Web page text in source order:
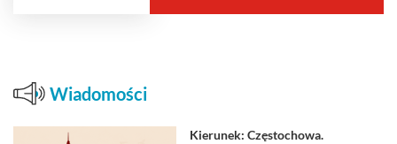
Wiadomości
Kierunek: Częstochowa.